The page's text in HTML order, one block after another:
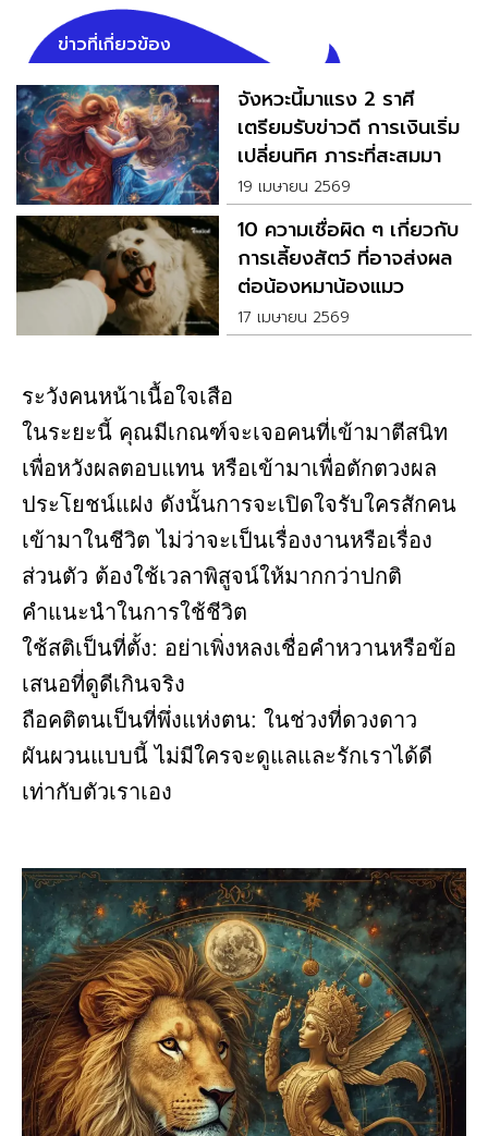
ข่าวที่เกี่ยวข้อง
จังหวะนี้มาแรง 2 ราศี
เตรียมรับข่าวดี การเงินเริ่ม
เปลี่ยนทิศ ภาระที่สะสมมาจะ
เริ่มคลี่คลาย
19 เมษายน 2569
10 ความเชื่อผิด ๆ เกี่ยวกับ
การเลี้ยงสัตว์ ที่อาจส่งผล
ต่อน้องหมาน้องแมว
17 เมษายน 2569
ระวังคนหน้าเนื้อใจเสือ
ในระยะนี้ คุณมีเกณฑ์จะเจอคนที่เข้ามาตีสนิท
เพื่อหวังผลตอบแทน หรือเข้ามาเพื่อตักตวงผล
ประโยชน์แฝง ดังนั้นการจะเปิดใจรับใครสักคน
เข้ามาในชีวิต ไม่ว่าจะเป็นเรื่องงานหรือเรื่อง
ส่วนตัว ต้องใช้เวลาพิสูจน์ให้มากกว่าปกติ
คำแนะนำในการใช้ชีวิต
ใช้สติเป็นที่ตั้ง: อย่าเพิ่งหลงเชื่อคำหวานหรือข้อ
เสนอที่ดูดีเกินจริง
ถือคติตนเป็นที่พึ่งแห่งตน: ในช่วงที่ดวงดาว
ผันผวนแบบนี้ ไม่มีใครจะดูแลและรักเราได้ดี
เท่ากับตัวเราเอง